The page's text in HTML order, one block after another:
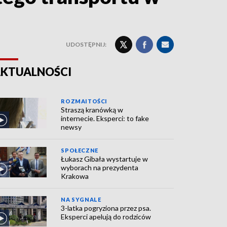
UDOSTĘPNIJ:
ROZMAITOŚCI
Straszą kranówką w
internecie. Eksperci: to fake
newsy
SPOŁECZNE
Łukasz Gibała wystartuje w
wyborach na prezydenta
Krakowa
NA SYGNALE
3-latka pogryziona przez psa.
Eksperci apelują do rodziców